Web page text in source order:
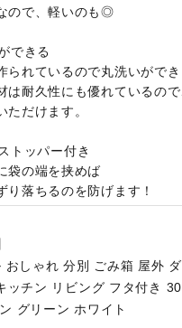
ので、軽いのも◎
できる
られているので丸洗いができ
は耐久性にも優れているので
ただけます。
トッパー付き
袋の端を挟めば
り落ちるのを防げます！
おしゃれ 分別 ごみ箱 屋外
ッチン リビング フタ付き
グリーン ホワイト